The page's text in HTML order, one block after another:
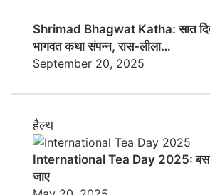
Shrimad Bhagwat Katha: सात
भागवत कथा संपन्न, रास-लीला…
September 20, 2025
हैल्थ
International Tea Day 2025: बस
जाए